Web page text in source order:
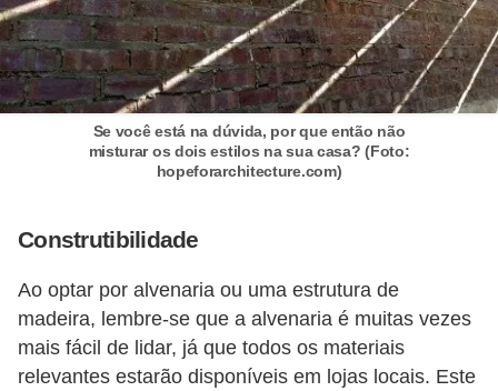
Se você está na dúvida, por que então não
misturar os dois estilos na sua casa? (Foto:
hopeforarchitecture.com)
Construtibilidade
Ao optar por alvenaria ou uma estrutura de
madeira, lembre-se que a alvenaria é muitas vezes
mais fácil de lidar, já que todos os materiais
relevantes estarão disponíveis em lojas locais. Este